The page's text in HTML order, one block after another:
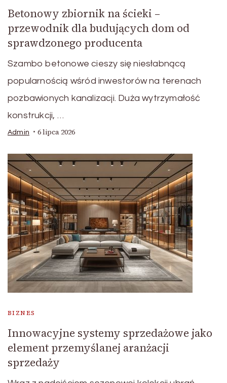
Betonowy zbiornik na ścieki –
przewodnik dla budujących dom od
sprawdzonego producenta
Szambo betonowe cieszy się niesłabnącą
popularnością wśród inwestorów na terenach
pozbawionych kanalizacji. Duża wytrzymałość
konstrukcji, …
Admin 6 lipca 2026
BIZNES
Innowacyjne systemy sprzedażowe jako
element przemyślanej aranżacji
sprzedaży